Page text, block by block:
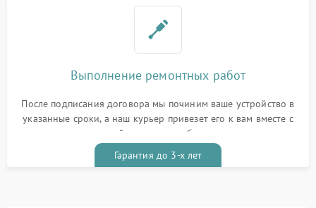
Выполнение ремонтных работ
После подписания договора мы починим ваше устройство в
указанные сроки, а наш курьер привезет его к вам вместе с
гарантийным талоном бесплатно
Гарантия до 3-х лет